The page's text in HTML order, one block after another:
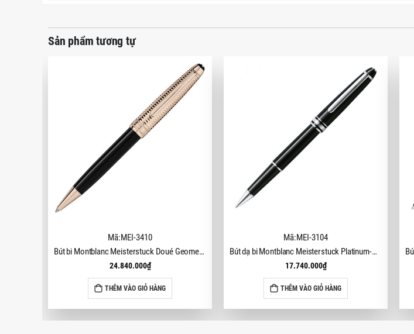
Sản phẩm tương tự
Mã:MEI-3410
Bút bi Montblanc Meisterstuck Doué Geometry Champagne Classique MB118095
24.840.000₫
THÊM VÀO GIỎ HÀNG
Mã:MEI-3104
Bút dạ bi Montblanc Meisterstuck Platinum-Coated Classique MB2865 (Mã mới 132445)
17.740.000₫
THÊM VÀO GIỎ HÀNG